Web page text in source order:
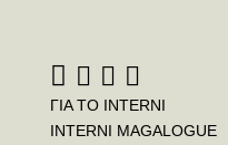
ΓΙΑ ΤΟ INTERNI
INTERNI MAGALOGUE